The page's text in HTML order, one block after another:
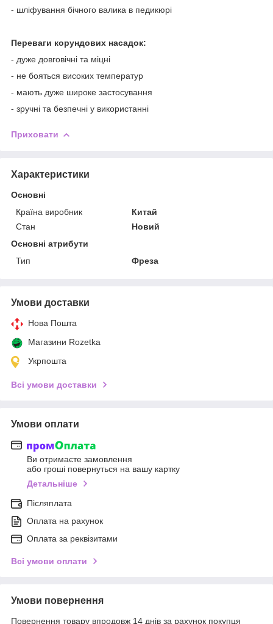
- шліфування бічного валика в педикюрі
Переваги корундових насадок:
- дуже довговічні та міцні
- не бояться високих температур
- мають дуже широке застосування
- зручні та безпечні у використанні
Приховати
Характеристики
Основні
Країна виробник
Китай
Стан
Новий
Основні атрибути
Тип
Фреза
Умови доставки
Нова Пошта
Магазини Rozetka
Укрпошта
Всі умови доставки
Умови оплати
Ви отримаєте замовлення
або гроші повернуться на вашу картку
Детальніше
Післяплата
Оплата на рахунок
Оплата за реквізитами
Всі умови оплати
Умови повернення
Повернення товару впродовж 14 днів за рахунок покупця